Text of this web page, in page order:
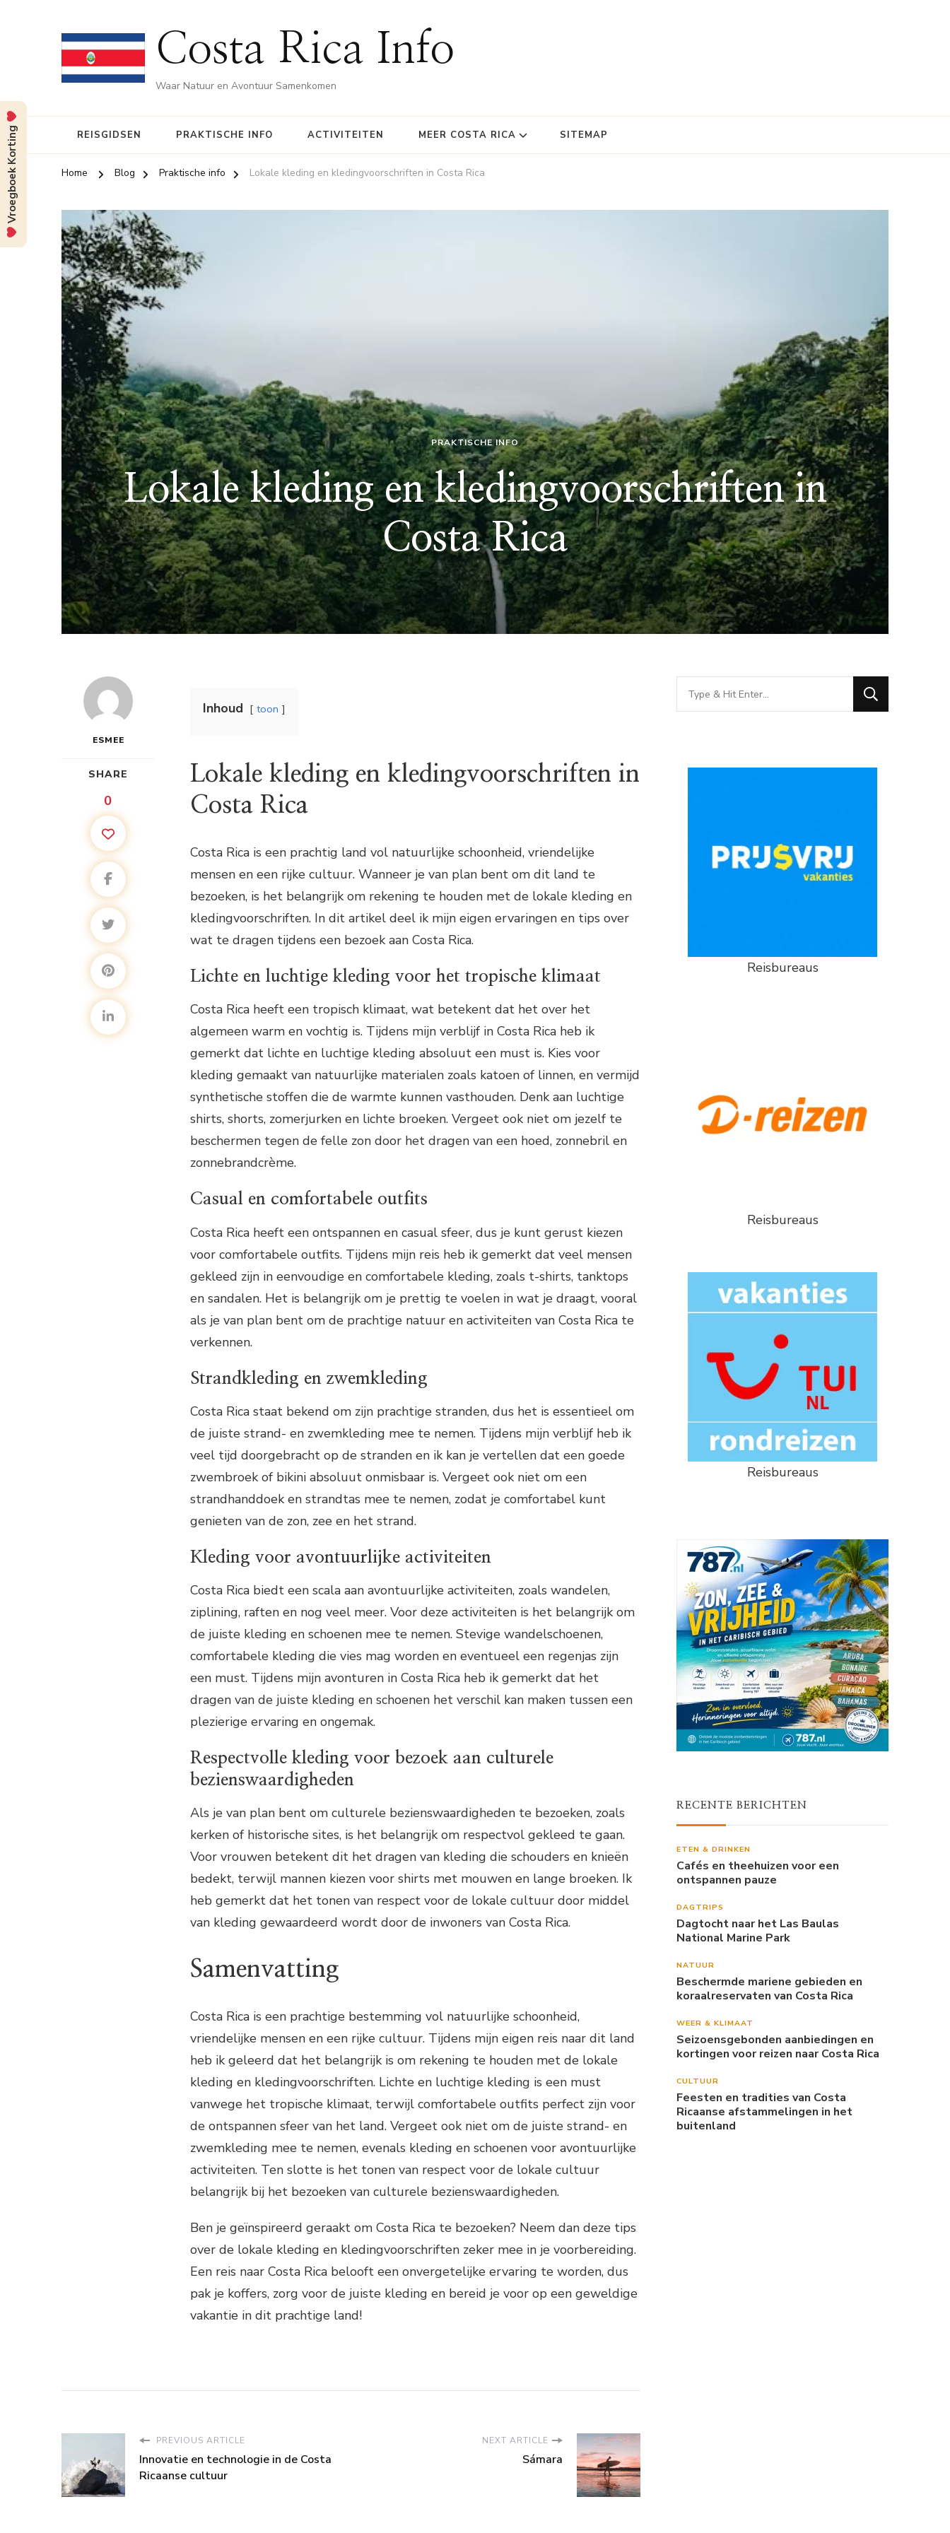
Costa Rica Info
Waar Natuur en Avontuur Samenkomen
REISGIDSEN PRAKTISCHE INFO ACTIVITEITEN MEER COSTA RICA SITEMAP
Home Blog Praktische info Lokale kleding en kledingvoorschriften in Costa Rica
PRAKTISCHE INFO
Lokale kleding en kledingvoorschriften in
Costa Rica
ESMEE
SHARE
0
Inhoud toon
Lokale kleding en kledingvoorschriften in
Costa Rica
Costa Rica is een prachtig land vol natuurlijke schoonheid, vriendelijke
mensen en een rijke cultuur. Wanneer je van plan bent om dit land te
bezoeken, is het belangrijk om rekening te houden met de lokale kleding en
kledingvoorschriften. In dit artikel deel ik mijn eigen ervaringen en tips over
wat te dragen tijdens een bezoek aan Costa Rica.
Lichte en luchtige kleding voor het tropische klimaat
Costa Rica heeft een tropisch klimaat, wat betekent dat het over het
algemeen warm en vochtig is. Tijdens mijn verblijf in Costa Rica heb ik
gemerkt dat lichte en luchtige kleding absoluut een must is. Kies voor
kleding gemaakt van natuurlijke materialen zoals katoen of linnen, en vermijd
synthetische stoffen die de warmte kunnen vasthouden. Denk aan luchtige
shirts, shorts, zomerjurken en lichte broeken. Vergeet ook niet om jezelf te
beschermen tegen de felle zon door het dragen van een hoed, zonnebril en
zonnebrandcrème.
Casual en comfortabele outfits
Costa Rica heeft een ontspannen en casual sfeer, dus je kunt gerust kiezen
voor comfortabele outfits. Tijdens mijn reis heb ik gemerkt dat veel mensen
gekleed zijn in eenvoudige en comfortabele kleding, zoals t-shirts, tanktops
en sandalen. Het is belangrijk om je prettig te voelen in wat je draagt, vooral
als je van plan bent om de prachtige natuur en activiteiten van Costa Rica te
verkennen.
Strandkleding en zwemkleding
Costa Rica staat bekend om zijn prachtige stranden, dus het is essentieel om
de juiste strand- en zwemkleding mee te nemen. Tijdens mijn verblijf heb ik
veel tijd doorgebracht op de stranden en ik kan je vertellen dat een goede
zwembroek of bikini absoluut onmisbaar is. Vergeet ook niet om een
strandhanddoek en strandtas mee te nemen, zodat je comfortabel kunt
genieten van de zon, zee en het strand.
Kleding voor avontuurlijke activiteiten
Costa Rica biedt een scala aan avontuurlijke activiteiten, zoals wandelen,
ziplining, raften en nog veel meer. Voor deze activiteiten is het belangrijk om
de juiste kleding en schoenen mee te nemen. Stevige wandelschoenen,
comfortabele kleding die vies mag worden en eventueel een regenjas zijn
een must. Tijdens mijn avonturen in Costa Rica heb ik gemerkt dat het
dragen van de juiste kleding en schoenen het verschil kan maken tussen een
plezierige ervaring en ongemak.
Respectvolle kleding voor bezoek aan culturele
bezienswaardigheden
Als je van plan bent om culturele bezienswaardigheden te bezoeken, zoals
kerken of historische sites, is het belangrijk om respectvol gekleed te gaan.
Voor vrouwen betekent dit het dragen van kleding die schouders en knieën
bedekt, terwijl mannen kiezen voor shirts met mouwen en lange broeken. Ik
heb gemerkt dat het tonen van respect voor de lokale cultuur door middel
van kleding gewaardeerd wordt door de inwoners van Costa Rica.
Samenvatting
Costa Rica is een prachtige bestemming vol natuurlijke schoonheid,
vriendelijke mensen en een rijke cultuur. Tijdens mijn eigen reis naar dit land
heb ik geleerd dat het belangrijk is om rekening te houden met de lokale
kleding en kledingvoorschriften. Lichte en luchtige kleding is een must
vanwege het tropische klimaat, terwijl comfortabele outfits perfect zijn voor
de ontspannen sfeer van het land. Vergeet ook niet om de juiste strand- en
zwemkleding mee te nemen, evenals kleding en schoenen voor avontuurlijke
activiteiten. Ten slotte is het tonen van respect voor de lokale cultuur
belangrijk bij het bezoeken van culturele bezienswaardigheden.
Ben je geïnspireerd geraakt om Costa Rica te bezoeken? Neem dan deze tips
over de lokale kleding en kledingvoorschriften zeker mee in je voorbereiding.
Een reis naar Costa Rica belooft een onvergetelijke ervaring te worden, dus
pak je koffers, zorg voor de juiste kleding en bereid je voor op een geweldige
vakantie in dit prachtige land!
PREVIOUS ARTICLE
Innovatie en technologie in de Costa
Ricaanse cultuur
NEXT ARTICLE
Sámara
Looking
for
Reisbureaus
Reisbureaus
Reisbureaus
RECENTE BERICHTEN
ETEN & DRINKEN
Cafés en theehuizen voor een
ontspannen pauze
DAGTRIPS
Dagtocht naar het Las Baulas
National Marine Park
NATUUR
Beschermde mariene gebieden en
koraalreservaten van Costa Rica
WEER & KLIMAAT
Seizoensgebonden aanbiedingen en
kortingen voor reizen naar Costa Rica
CULTUUR
Feesten en tradities van Costa
Ricaanse afstammelingen in het
buitenland
Vroegboek Korting